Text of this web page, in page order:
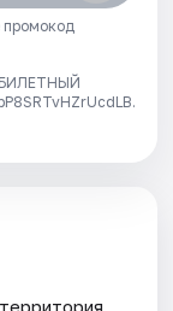
промокод